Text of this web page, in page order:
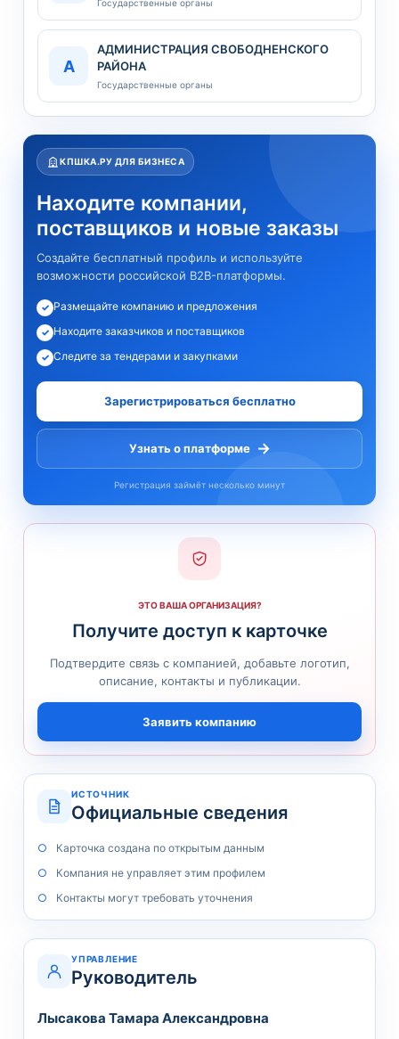
Государственные органы
А
АДМИНИСТРАЦИЯ СВОБОДНЕНСКОГО
РАЙОНА
Государственные органы
КПШКА.РУ ДЛЯ БИЗНЕСА
Находите компании,
поставщиков и новые заказы
Создайте бесплатный профиль и используйте
возможности российской B2B-платформы.
✓ Размещайте компанию и предложения
✓ Находите заказчиков и поставщиков
✓ Следите за тендерами и закупками
Зарегистрироваться бесплатно
Узнать о платформе →
Регистрация займёт несколько минут
ЭТО ВАША ОРГАНИЗАЦИЯ?
Получите доступ к карточке
Подтвердите связь с компанией, добавьте логотип,
описание, контакты и публикации.
Заявить компанию
ИСТОЧНИК
Официальные сведения
Карточка создана по открытым данным
Компания не управляет этим профилем
Контакты могут требовать уточнения
УПРАВЛЕНИЕ
Руководитель
Лысакова Тамара Александровна